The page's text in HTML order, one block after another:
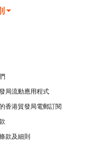
局流動應用程式
香港貿發局電郵訂閱
款及細則